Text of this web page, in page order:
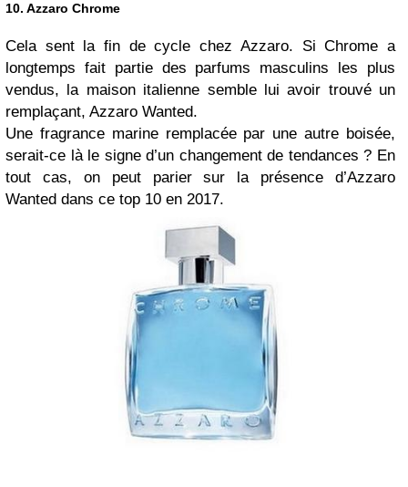
10. Azzaro Chrome
Cela sent la fin de cycle chez Azzaro. Si Chrome a
longtemps fait partie des parfums masculins les plus
vendus, la maison italienne semble lui avoir trouvé un
remplaçant, Azzaro Wanted.
Une fragrance marine remplacée par une autre boisée,
serait-ce là le signe d’un changement de tendances ? En
tout cas, on peut parier sur la présence d’Azzaro
Wanted dans ce top 10 en 2017.